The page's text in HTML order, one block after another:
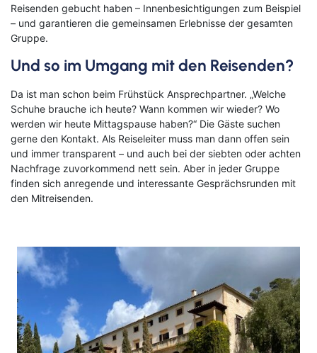
Reisenden gebucht haben – Innenbesichtigungen zum Beispiel
– und garantieren die gemeinsamen Erlebnisse der gesamten
Gruppe.
Und so im Umgang mit den Reisenden?
Da ist man schon beim Frühstück Ansprechpartner. „Welche
Schuhe brauche ich heute? Wann kommen wir wieder? Wo
werden wir heute Mittagspause haben?“ Die Gäste suchen
gerne den Kontakt. Als Reiseleiter muss man dann offen sein
und immer transparent – und auch bei der siebten oder achten
Nachfrage zuvorkommend nett sein. Aber in jeder Gruppe
finden sich anregende und interessante Gesprächsrunden mit
den Mitreisenden.